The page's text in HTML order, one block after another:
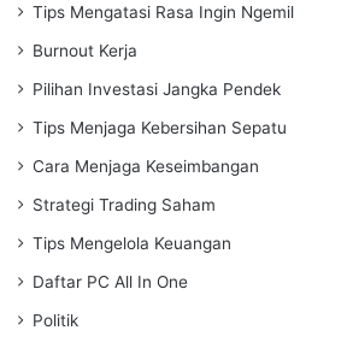
Tips Mengatasi Rasa Ingin Ngemil
Burnout Kerja
Pilihan Investasi Jangka Pendek
Tips Menjaga Kebersihan Sepatu
Cara Menjaga Keseimbangan
Strategi Trading Saham
Tips Mengelola Keuangan
Daftar PC All In One
Politik